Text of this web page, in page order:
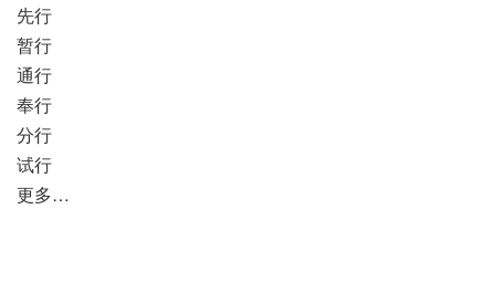
先行
暂行
通行
奉行
分行
试行
更多…